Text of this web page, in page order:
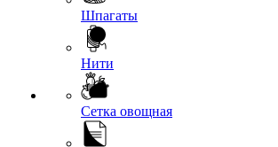
Шпагаты
Нити
Сетка овощная